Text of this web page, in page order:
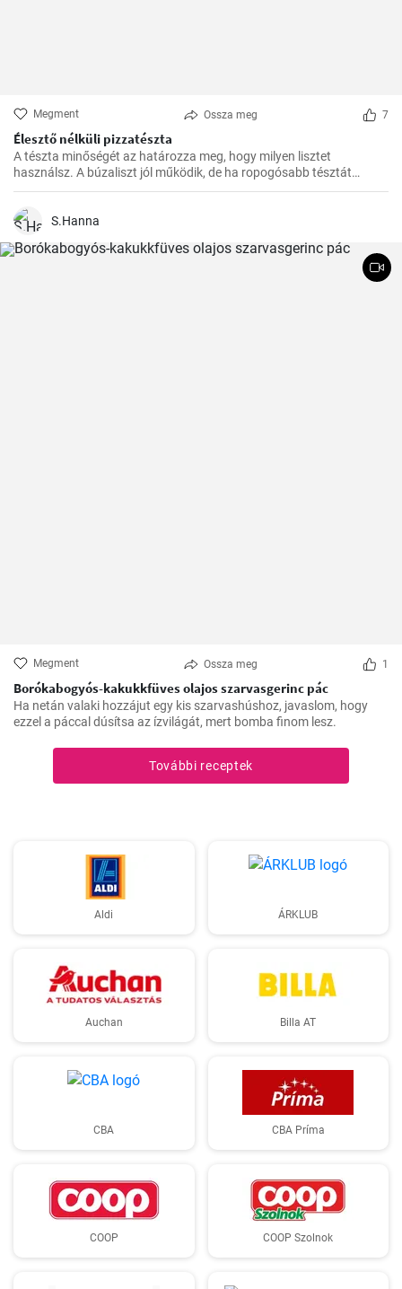
Megment Ossza meg 7
Élesztő nélküli pizzatészta
A tészta minőségét az határozza meg, hogy milyen lisztet
használsz. A búzaliszt jól működik, de ha ropogósabb tésztát
szeretnél, használj finomított lisztet.
S.Hanna
Megment Ossza meg 1
Borókabogyós-kakukkfüves olajos szarvasgerinc pác
Ha netán valaki hozzájut egy kis szarvashúshoz, javaslom, hogy
ezzel a páccal dúsítsa az ízvilágát, mert bomba finom lesz.
További receptek
Aldi ÁRKLUB
Auchan Billa AT
CBA CBA Príma
COOP COOP Szolnok